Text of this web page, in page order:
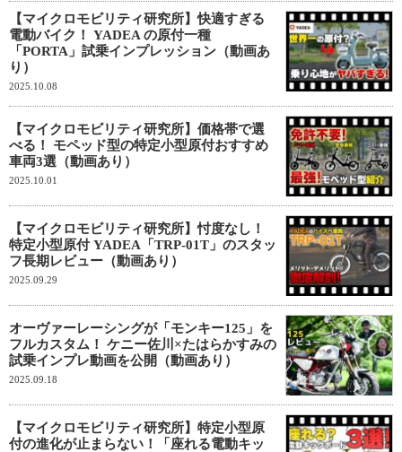
【マイクロモビリティ研究所】快適すぎる
電動バイク！ YADEA の原付一種
「PORTA」試乗インプレッション（動画あ
り）
2025.10.08
【マイクロモビリティ研究所】価格帯で選
べる！ モペッド型の特定小型原付おすすめ
車両3選（動画あり）
2025.10.01
【マイクロモビリティ研究所】忖度なし！
特定小型原付 YADEA「TRP-01T」のスタッ
フ長期レビュー（動画あり）
2025.09.29
オーヴァーレーシングが「モンキー125」を
フルカスタム！ ケニー佐川×たはらかすみの
試乗インプレ動画を公開（動画あり）
2025.09.18
【マイクロモビリティ研究所】特定小型原
付の進化が止まらない！「座れる電動キッ